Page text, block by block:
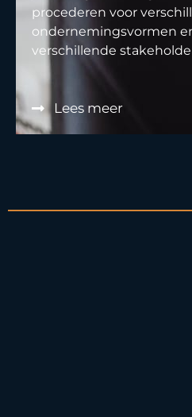
procederen voor
ondernemingsvormen
verschillende
Lees meer